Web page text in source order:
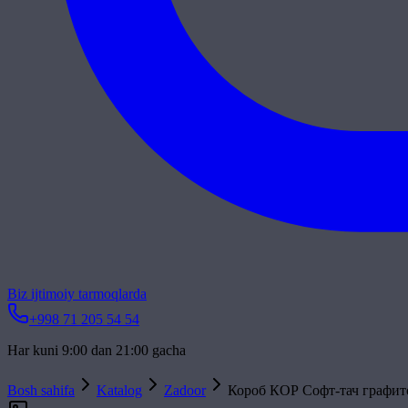
Biz ijtimoiy tarmoqlarda
+998 71 205 54 54
Har kuni 9:00 dan 21:00 gacha
Bosh sahifa Katalog Zadoor
Короб КОР Софт-тач